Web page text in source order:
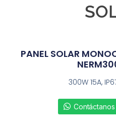
PANEL SOLAR
300W 15A,
Contáctanos